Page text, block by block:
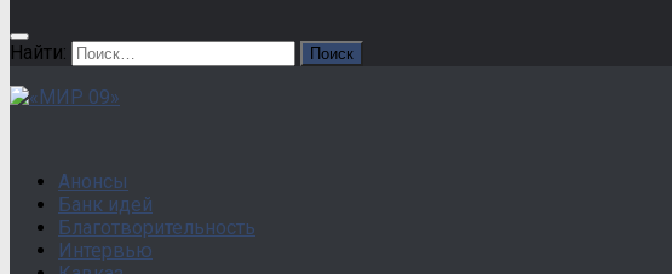
Найти:
Анонсы
Банк идей
Благотворительность
Интервью